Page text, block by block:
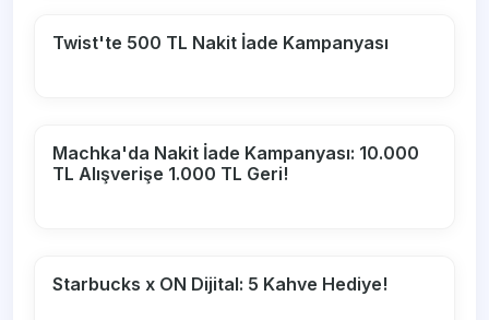
Twist'te 500 TL Nakit İade Kampanyası
Machka'da Nakit İade Kampanyası: 10.000
TL Alışverişe 1.000 TL Geri!
Starbucks x ON Dijital: 5 Kahve Hediye!